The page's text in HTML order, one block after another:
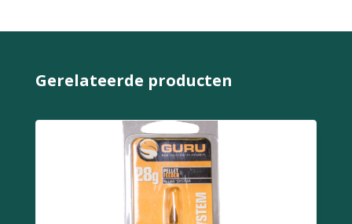
Gerelateerde producten